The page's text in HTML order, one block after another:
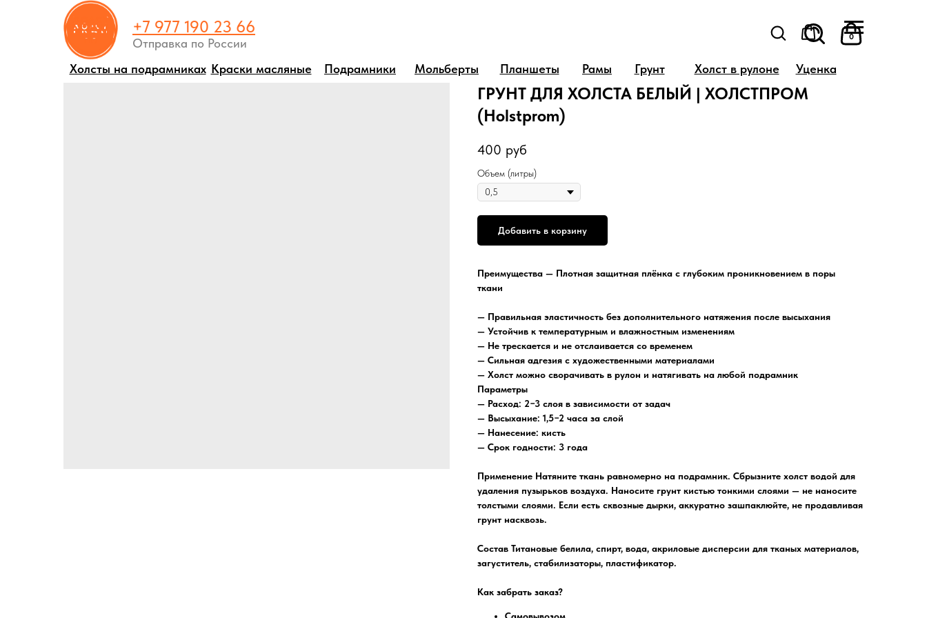
Холсты на подрамниках Краски масляные Подрамники Мольберты
0
+7 977 190 23 66
Отправка по России
Планшеты
Рамы Уценка
Холст в рулоне
Грунт
ГРУНТ ДЛЯ ХОЛСТА БЕЛЫЙ | ХОЛСТПРОМ
(Holstprom)
400 руб
Объем (литры)
Добавить в корзину
Преимущества — Плотная защитная плёнка с глубоким проникновением в поры
ткани
— Правильная эластичность без дополнительного натяжения после высыхания
— Устойчив к температурным и влажностным изменениям
— Не трескается и не отслаивается со временем
— Сильная адгезия с художественными материалами
— Холст можно сворачивать в рулон и натягивать на любой подрамник
Параметры
— Расход: 2−3 слоя в зависимости от задач
— Высыхание: 1,5−2 часа за слой
— Нанесение: кисть
— Срок годности: 3 года
Применение Натяните ткань равномерно на подрамник. Сбрызните холст водой для
удаления пузырьков воздуха. Наносите грунт кистью тонкими слоями — не наносите
толстыми слоями. Если есть сквозные дырки, аккуратно зашпаклюйте, не продавливая
грунт насквозь.
Состав Титановые белила, спирт, вода, акриловые дисперсии для тканых материалов,
загуститель, стабилизаторы, пластификатор.
Как забрать заказ?